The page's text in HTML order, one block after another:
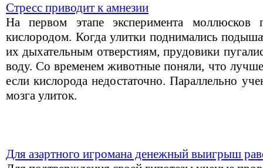
Стресс приводит к амнезии
На первом этапе эксперимента
кислородом. Когда улитки поднимались
их дыхательным отверстиям, прудовики
воду. Со временем животные поняли, что
если кислорода недостаточно. Параллельно
мозга улиток.
Для азартного игромана денежный выигрыш